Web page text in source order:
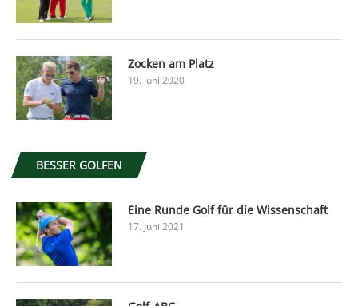
Zocken am Platz
19. Juni 2020
BESSER GOLFEN
Eine Runde Golf für die Wissenschaft
17. Juni 2021